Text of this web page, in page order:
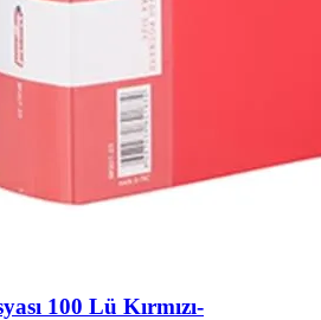
100 Lü Kırmızı-